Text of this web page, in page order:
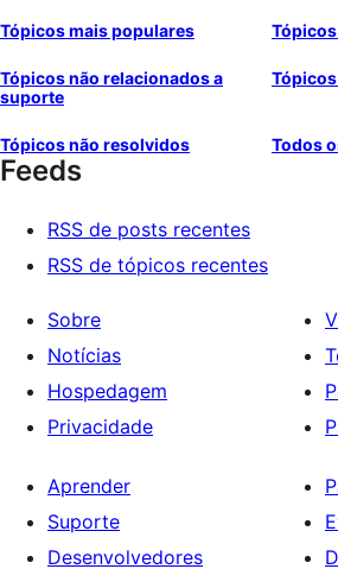
Tópicos mais populares
Tópicos não relacionados a
suporte
Tópicos não resolvidos Todos
Feeds
RSS de posts recentes
RSS de tópicos recentes
Sobre
Notícias
Hospedagem
Privacidade
Aprender
Suporte
Desenvolvedores